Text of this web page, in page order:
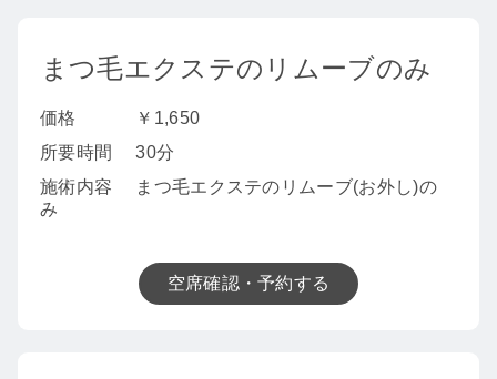
まつ毛エクステのリムーブのみ
価格
￥1,650
所要時間
30分
施術内容
まつ毛エクステのリムーブ(お外し)の
み
空席確認・予約する